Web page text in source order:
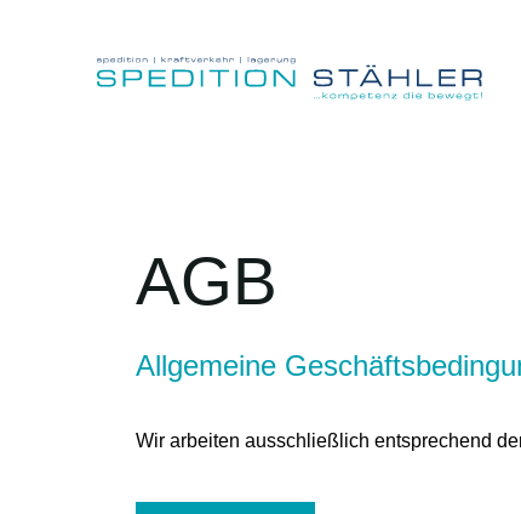
AGB
Allgemeine
Wir arbeiten ausschließlich entsprechend